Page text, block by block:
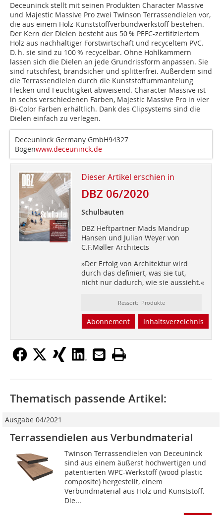
Deceuninck stellt mit seinen Produkten Character Massive
und Majestic Massive Pro zwei Twinson Terrassendielen vor,
die aus einem Holz-Kunststoffverbundwerkstoff bestehen.
Der Kern der Dielen besteht aus 50 % PEFC-zertifiziertem
Holz aus nachhaltiger Forstwirtschaft und recyceltem PVC.
D. h. sie sind zu 100 % recycelbar. Ohne Hohlkammern
lassen sich die Dielen an jede Grundrissform anpassen. Sie
sind rutschfest, brandsicher und splitterfrei. Außerdem sind
die Terrassendielen durch die Kunststoffummantelung
Flecken und Feuchtigkeit abweisend. Character Massive ist
in sechs verschiedenen Farben, Majestic Massive Pro in vier
Bi-Color Farben erhältlich. Dank des Clipsystems sind die
Dielen einfach zu verlegen.
Deceuninck Germany GmbH94327
Bogenwww.deceuninck.de
Dieser Artikel erschien in
DBZ 06/2020
Schulbauten
DBZ Heftpartner Mads Mandrup
Hansen und Julian Weyer von
C.F.Møller Architects
»Der Erfolg von Architektur wird
durch das definiert, was sie tut,
nicht nur dadurch, wie sie aussieht.«
Ressort: Produkte
Abonnement Inhaltsverzeichnis
Thematisch passende Artikel:
Ausgabe 04/2021
Terrassendielen aus Verbundmaterial
Twinson Terrassendielen von Deceuninck
sind aus einem äußerst hochwertigen und
patentierten WPC-Werkstoff (wood plastic
composite) hergestellt, einem
Verbundmaterial aus Holz und Kunststoff.
Die...